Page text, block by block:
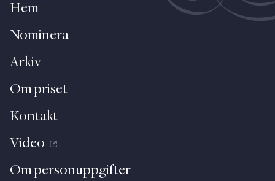
Hem
Nominera
Arkiv
Om priset
Kontakt
Video
Om personuppgifter